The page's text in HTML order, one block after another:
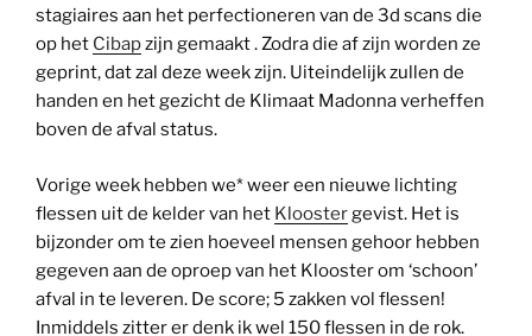
stagiaires aan het perfectioneren van de 3d scans die
op het Cibapzijn gemaakt . Zodra die af zijn worden ze
geprint, dat zal deze week zijn. Uiteindelijk zullen de
handen en het gezicht de Klimaat Madonna verheffen
boven de afval status.
Vorige week hebben we* weer een nieuwe lichting
flessen uit de kelder van het Kloostergevist. Het is
bijzonder om te zien hoeveel mensen gehoor hebben
gegeven aan de oproep van het Klooster om ‘schoon’
afval in te leveren. De score; 5 zakken vol flessen!
Inmiddels zitter er denk ik wel 150 flessen in de rok.